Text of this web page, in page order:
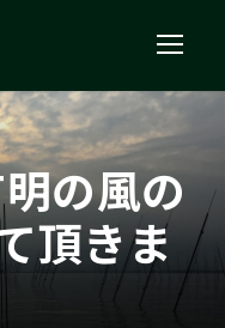
の風の
頂きま